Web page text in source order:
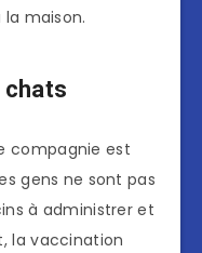
maison.
chats
compagnie est
gens ne sont pas
à administrer et
la vaccination